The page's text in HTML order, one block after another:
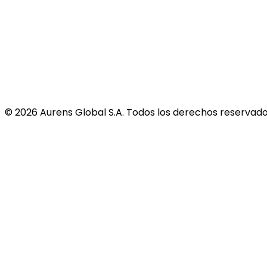
©2026Aurens Global S.A. Todos los derechos